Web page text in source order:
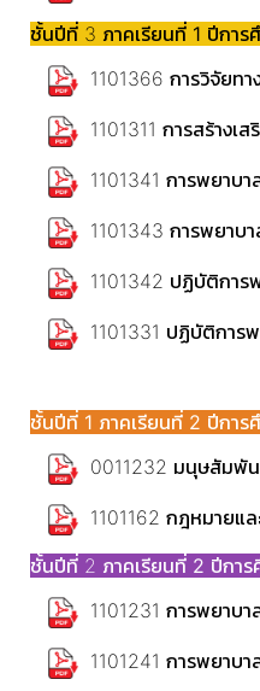
ชั้นปีที่ 3 ภาคเรียนที่ 1 ปีกา
1101366 การวิจัยทา
1101311 การสร้างเ
1101341 การพยาบ
1101343 การพยาบ
1101342 ปฏิบัติการ
1101331 ปฏิบัติการ
ชั้นปีที่ 1 ภาคเรียนที่ 2 ปีการ
0011232 มนุษสัมพัน
1101162 กฎหมายแ
ชั้นปีที่ 2 ภาคเรียนที่ 2 ปีกา
1101231 การพยาบา
1101241 การพยาบา